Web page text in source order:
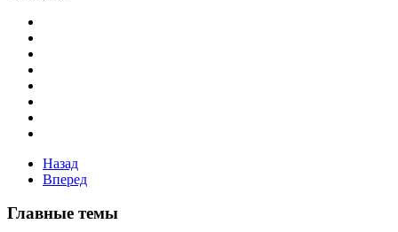
Назад
Вперед
Главные темы